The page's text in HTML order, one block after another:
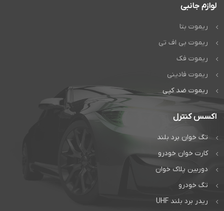
لوازم جانبی
ریموت بتا
ریموت بی اف تی
ریموت فک
ریموت فادینی
ریموت ضد کپی
اکسس کنترل
تگ خوان برد بلند
کارت خوان خودرو
دوربین پلاک خوان
تگ خودرو
ریدر برد بلند UHF